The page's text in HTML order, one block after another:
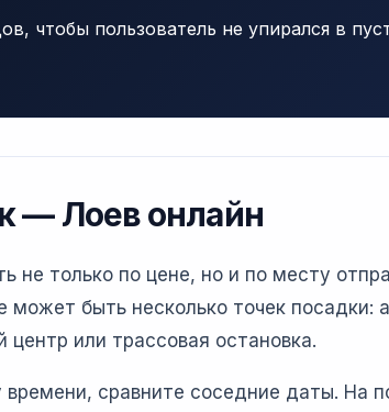
чтобы пользователь не упирался в
— Лоев онлайн
только по цене, но и по месту
быть несколько точек посадки:
центр или трассовая остановка.
времени, сравните соседние даты. На